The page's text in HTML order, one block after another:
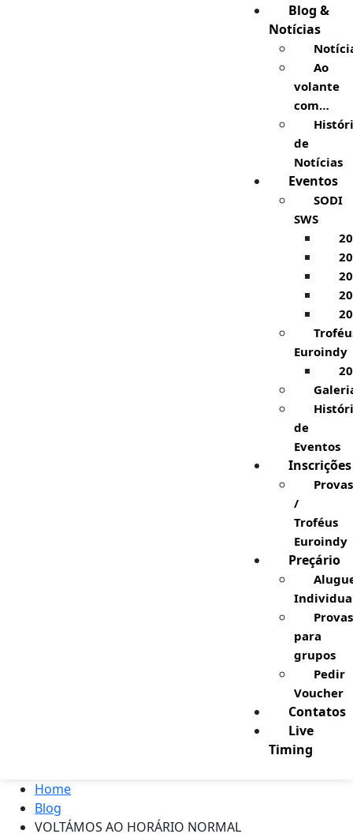
Blog &
Notícias
Ao
volante
com…
de
Notícias
Eventos
SODI
SWS
Euroindy
de
Eventos
Inscrições
Provas
/
Troféus
Euroindy
Preçário
Provas
para
grupos
Pedir
Voucher
Contatos
Live
Timing
Home
Blog
VOLTÁMOS AO HORÁRIO NORMAL